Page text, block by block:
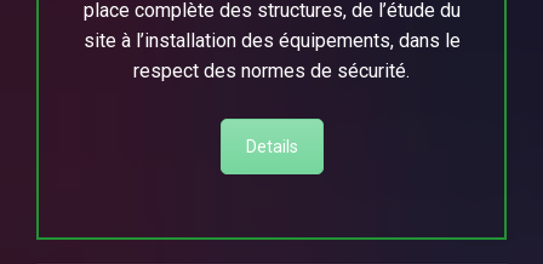
place complète des structures, de l’étude du
site à l’installation des équipements, dans le
respect des normes de sécurité.
Details